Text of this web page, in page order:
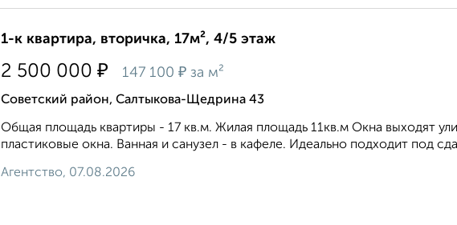
1-к квартира, вторичка, 17м², 4/5 этаж
2 500 000 ₽ 147 100 ₽ за м²
Советский район, Салтыкова-Щедрина 43
Общая площадь квартиры - 17 кв.м. Жилая площадь 11кв.м Окна выходят
пластиковые окна. Ванная и санузел - в кафеле. Идеально подходит под
Агентство, 07.08.2026